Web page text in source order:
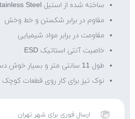
ساخته شده از استیل Stainless Steel
مقاوم در برابر شکستن و خط وخش
مقاومت در برابر مواد شیمیایی
خاصیت آنتی استاتیک ESD
طول 11 سانتی متر و بسیار خوش دست
نوک تیز برای کار روی قطعات کوچک
ارسال فوری برای شهر تهران